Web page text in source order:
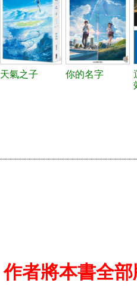
天氣之子 你的名字
作者將本書全